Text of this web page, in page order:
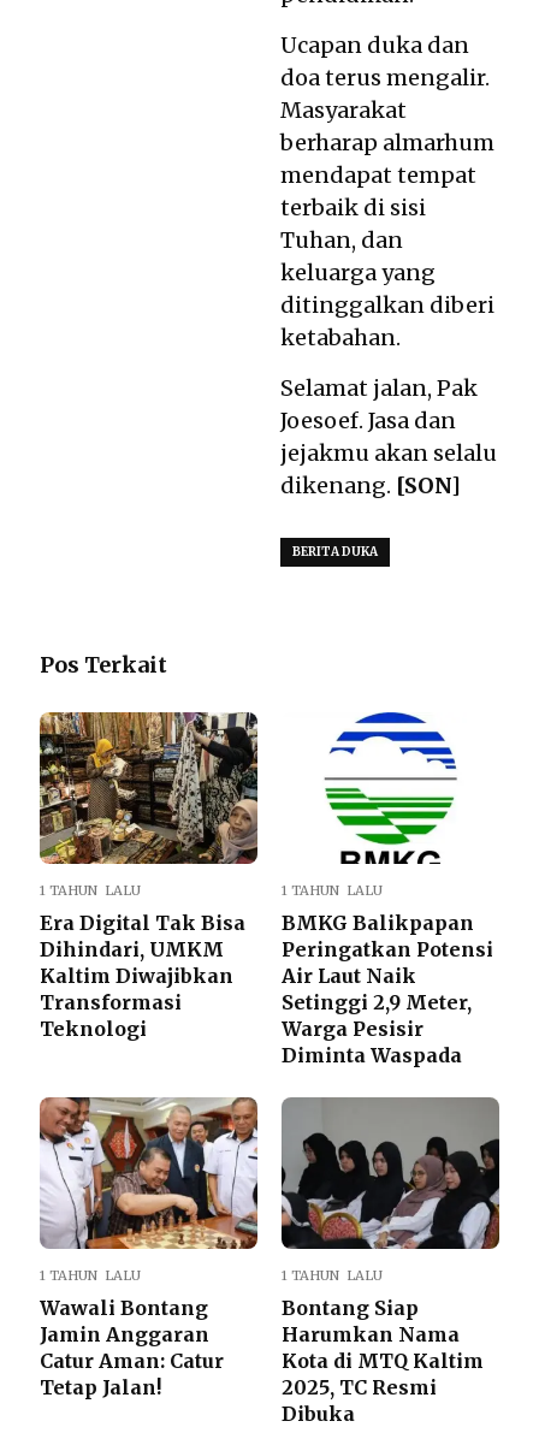
Ucapan duka dan
doa terus mengalir.
Masyarakat
berharap almarhum
mendapat tempat
terbaik di sisi
Tuhan, dan
keluarga yang
ditinggalkan diberi
ketabahan.
Selamat jalan, Pak
Joesoef. Jasa dan
jejakmu akan selalu
dikenang. [SON]
BERITA DUKA
Pos Terkait
1 TAHUN LALU
Era Digital Tak Bisa
Dihindari, UMKM
Kaltim Diwajibkan
Transformasi
Teknologi
1 TAHUN LALU
BMKG Balikpapan
Peringatkan Potensi
Air Laut Naik
Setinggi 2,9 Meter,
Warga Pesisir
Diminta Waspada
1 TAHUN LALU
Wawali Bontang
Jamin Anggaran
Catur Aman: Catur
Tetap Jalan!
1 TAHUN LALU
Bontang Siap
Harumkan Nama
Kota di MTQ Kaltim
2025, TC Resmi
Dibuka